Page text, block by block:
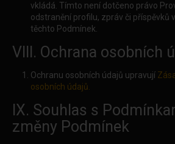
vkládá. Tímto není dotčeno právo
odstranění profilu, zpráv či příspěvků
těchto Podmínek.
VIII. Ochrana osobních
Ochranu osobních údajů upravují
osobních údajů.
IX. Souhlas s
změny Podmínek